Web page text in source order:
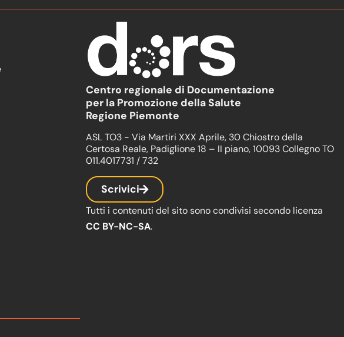
Centro regionale di Documentazione
per la Promozione della Salute
Regione Piemonte
ASL TO3 - Via Martiri XXX Aprile, 30 Chiostro della
Certosa Reale, Padiglione 18 – II piano, 10093 Collegno TO
011.4017731 / 732
Scrivici
Tutti i contenuti del sito sono condivisi secondo licenza
CC BY-NC-SA.